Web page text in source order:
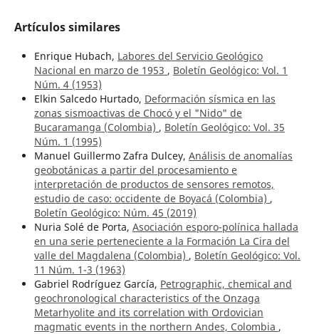
Artículos similares
Enrique Hubach, Labores del Servicio Geológico
Nacional en marzo de 1953 , Boletín Geológico: Vol. 1
Núm. 4 (1953)
Elkin Salcedo Hurtado, Deformación sísmica en las
zonas sismoactivas de Chocó y el "Nido" de
Bucaramanga (Colombia) , Boletín Geológico: Vol. 35
Núm. 1 (1995)
Manuel Guillermo Zafra Dulcey, Análisis de anomalías
geobotánicas a partir del procesamiento e
interpretación de productos de sensores remotos,
estudio de caso: occidente de Boyacá (Colombia) ,
Boletín Geológico: Núm. 45 (2019)
Nuria Solé de Porta, Asociación esporo-polínica hallada
en una serie perteneciente a la Formación La Cira del
valle del Magdalena (Colombia) , Boletín Geológico: Vol.
11 Núm. 1-3 (1963)
Gabriel Rodríguez García, Petrographic, chemical and
geochronological characteristics of the Onzaga
Metarhyolite and its correlation with Ordovician
magmatic events in the northern Andes, Colombia ,